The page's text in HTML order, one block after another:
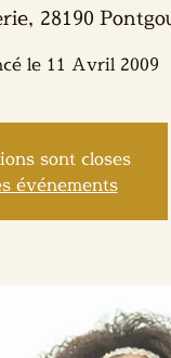
28190
le 11 Avril 2009
sont closes
événements